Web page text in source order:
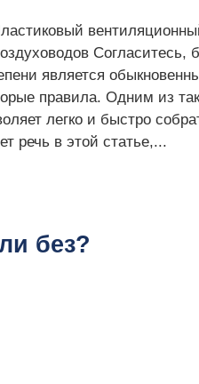
Согласитесь,
является
правила. Одним из
легко и быстро
речь в этой статье,...
без?